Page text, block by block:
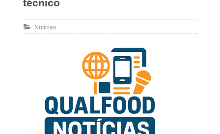
técnico
Notícias